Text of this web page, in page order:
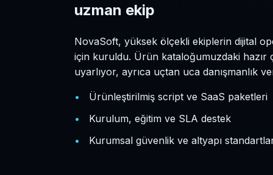
uzman ekip
NovaSoft, yüksek ölçekli ekiplerin dijital
için kuruldu. Ürün kataloğumuzdaki hazır
uyarlıyor, ayrıca uçtan uca danışmanlık
Ürünleştirilmiş script ve SaaS paketleri
Kurulum, eğitim ve SLA destek
Kurumsal güvenlik ve altyapı